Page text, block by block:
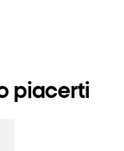
piacerti